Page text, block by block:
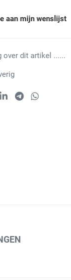
aan mijn wenslijst
over dit artikel ......